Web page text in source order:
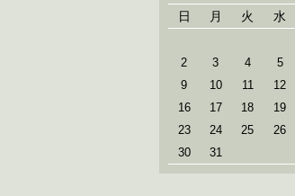
日 月 火 水
2
3 4 5
9
10 11 12
16
17 18 19
23
24 25 26
30
31